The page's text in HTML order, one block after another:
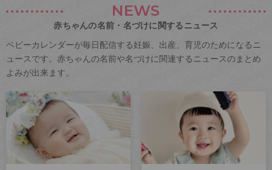
NEWS
赤ちゃんの名前・名づけに関するニュース
ベビーカレンダーが毎日配信する妊娠、出産、育児のためになるニ
ュースです。赤ちゃんの名前や名づけに関連するニュースのまとめ
よみが出来ます。